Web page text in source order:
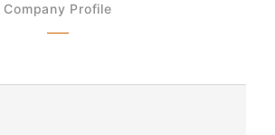
Company Profile